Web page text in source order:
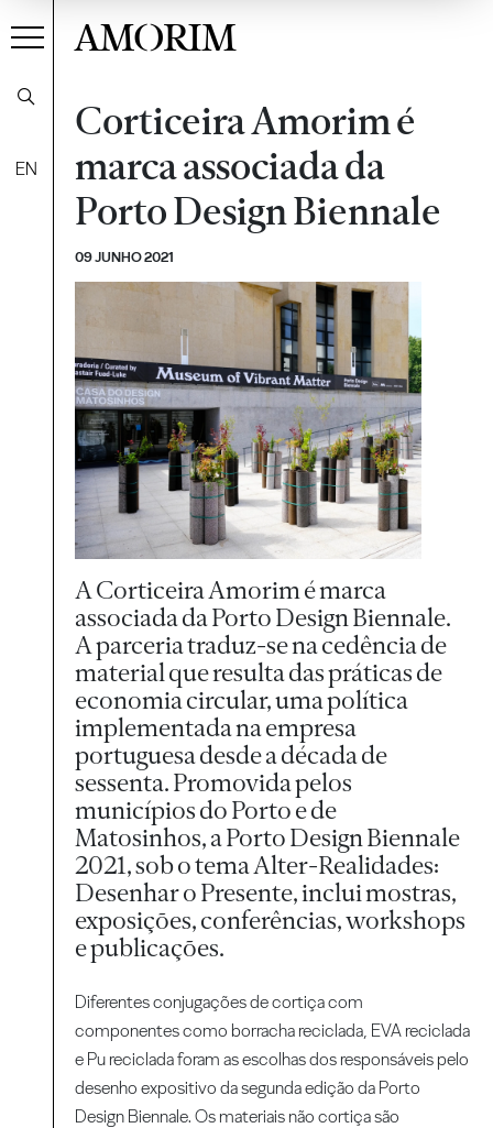
EN
AMORIM
Corticeira Amorim é
marca associada da
Porto Design Biennale
09 JUNHO 2021
A Corticeira Amorim é marca
associada da Porto Design Biennale.
A parceria traduz-se na cedência de
material que resulta das práticas de
economia circular, uma política
implementada na empresa
portuguesa desde a década de
sessenta. Promovida pelos
municípios do Porto e de
Matosinhos, a Porto Design Biennale
2021, sob o tema Alter-Realidades:
Desenhar o Presente, inclui mostras,
exposições, conferências, workshops
e publicações.
Diferentes conjugações de cortiça com
componentes como borracha reciclada, EVA reciclada
e Pu reciclada foram as escolhas dos responsáveis pelo
desenho expositivo da segunda edição da Porto
Design Biennale. Os materiais não cortiça são